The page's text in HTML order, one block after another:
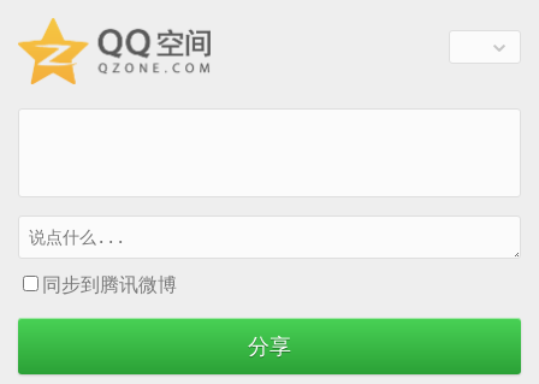
同步到腾讯微博
分享